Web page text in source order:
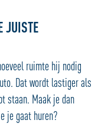
JUISTE
ruimte hij nodig
Dat wordt lastiger als
staan. Maak je dan
je gaat huren?